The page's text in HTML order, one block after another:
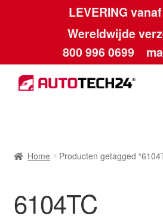
LEVERING
Wereldwijde
800 996 0699
Ga
door
Ga
naar
Betalingen
Home Producten getagged
6104TC